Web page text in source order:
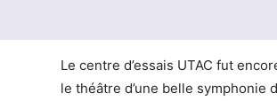
Le centre d’essais UTAC fut
le théâtre d’une belle symphonie